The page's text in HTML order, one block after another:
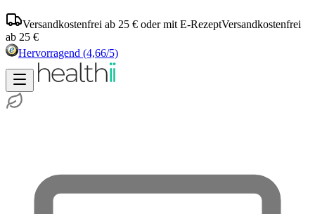
Versandkostenfrei ab 25 € oder mit E-RezeptVersandkostenfrei
ab 25 €
Hervorragend (4,66/5)